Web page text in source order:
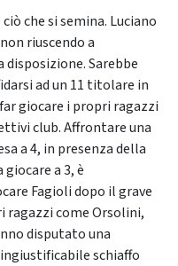
che si semina. Luciano
riuscendo a
Sarebbe
ad un 11 titolare in
giocare i propri ragazzi
club. Affrontare una
a 4, in presenza della
a 3, è
Fagioli dopo il grave
ragazzi come Orsolini,
disputato una
schiaffo